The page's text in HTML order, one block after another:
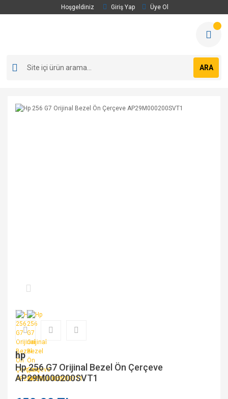
Hoşgeldiniz Giriş Yap Üye Ol
ARA
hp
Hp 256 G7 Orijinal Bezel Ön Çerçeve
AP29M000200SVT1